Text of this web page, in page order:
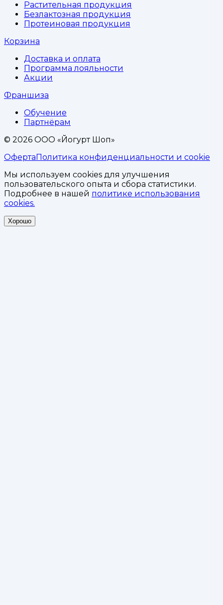
Растительная продукция
Безлактозная продукция
Протеиновая продукция
Корзина
Доставка и оплата
Программа лояльности
Акции
Франшиза
Обучение
Партнёрам
© 2026 ООО «Йогурт Шоп»
ОфертаПолитика конфиденциальности и cookie
Мы используем cookies для улучшения
пользовательского опыта и сбора статистики.
Подробнее в нашей политике использования
cookies.
Хорошо